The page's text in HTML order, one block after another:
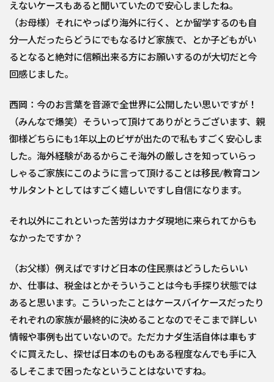
えないケースもあると聞いていたので安心しましたね。
（お母様）それにやっぱり海外に行く、とか留学するのも自
分一人だったらどうにでもなるけど家族で、とか子どもがい
るとなると絶対に信頼出来る方にお願いするのが大切だと今
回感じました。
西岡：今のお言葉を音源で全世界に公開したい思いですが！
（みんなで爆笑）そういって頂けてありがとうございます、親
御様どちらにも1年以上のビザが出たので私もすごく安心しま
した。海外経験があるからこそ海外の厳しさを知っていらっ
しゃるご家族にこのように言って頂けることは移民/教育コン
サルタントとしてはすごく嬉しいですし自信になります。
それ以外にこれといった苦労はカナダ現地に来られてからも
なかったですか？
（お父様）例えばですけど日本の住民票はどうしたらいい
か、仕事は、税金はとかそういうことは今も手探り状態では
あると思います。こういったことはケースバイケースだったり
それぞれの家族が最終的に決めることなのでそこまで詳しい
情報や事例も出ていないので。ただカナダ生活自体は車もす
ぐに買えたし、探せば日本のものもある程度なんでも手に入
るしそこまで困ったなということはないですね。